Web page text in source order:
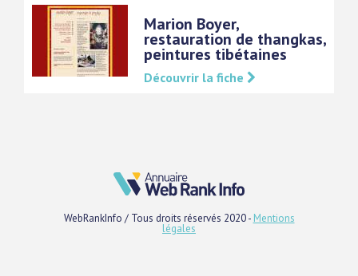
Marion Boyer,
restauration de thangkas,
peintures tibétaines
Découvrir la fiche
WebRankInfo / Tous droits réservés 2020 - Mentions
légales